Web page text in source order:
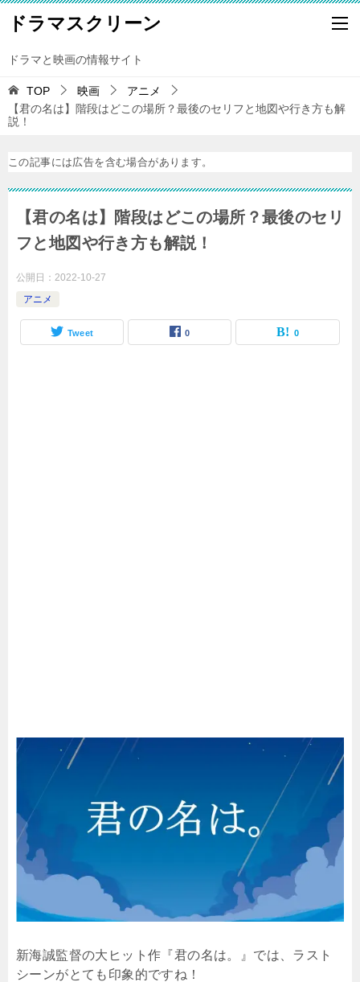
ドラマスクリーン
ドラマと映画の情報サイト
TOP 映画
アニメ
【君の名は】階段はどこの場所？最後のセリフと地図や行き方も解
説！
この記事には広告を含む場合があります。
【君の名は】階段はどこの場所？最後のセリ
フと地図や行き方も解説！
公開日： 2022-10-27
アニメ
Tweet 0 0
新海誠監督の大ヒット作『君の名は。』では、ラスト
シーンがとても印象的ですね！